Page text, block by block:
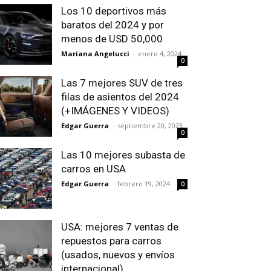
Los 10 deportivos más
baratos del 2024 y por
menos de USD 50,000
Mariana Angelucci - enero 4, 2024
0
Las 7 mejores SUV de tres
filas de asientos del 2024
(+IMÁGENES Y VIDEOS)
Edgar Guerra - septiembre 20, 2023
0
Las 10 mejores subasta de
carros en USA
Edgar Guerra - febrero 19, 2024 0
USA: mejores 7 ventas de
repuestos para carros
(usados, nuevos y envíos
internacional)